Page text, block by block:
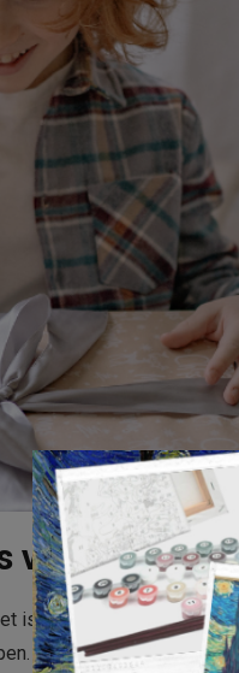
voor jouw
is namelijk best een hele
Tegenwoordig is alles